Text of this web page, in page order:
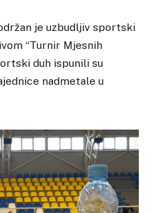
je uzbudljiv sportski
“Turnir Mjesnih
duh ispunili su
nadmetale u